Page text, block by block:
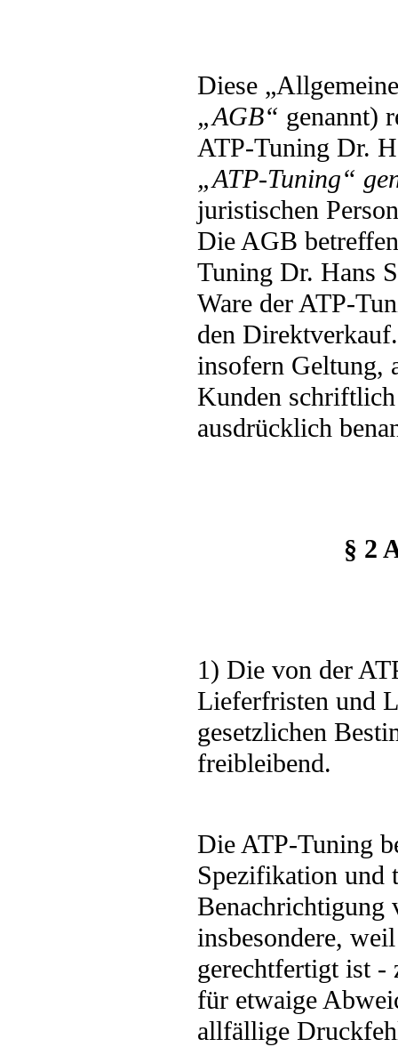
Diese
„AGB“ genannt)
ATP-Tuning Dr.
„ATP-Tuning“
juristischen
Die AGB
Tuning Dr. Hans
Ware der ATP-
den
insofern Geltung,
Kunden
ausdrücklich
§ 2
1) Die von der
Lieferfristen und
gesetzlichen
freibleibend.
Die ATP-Tuning
Spezifikation und
Benachrichtigung
insbesondere,
gerechtfertigt ist -
für etwaige
allfällige